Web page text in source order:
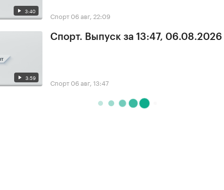
3:40 Спорт 06 авг, 22:09
3:59
Спорт. Выпуск за 13:47, 06.08.2026
Спорт 06 авг, 13:47